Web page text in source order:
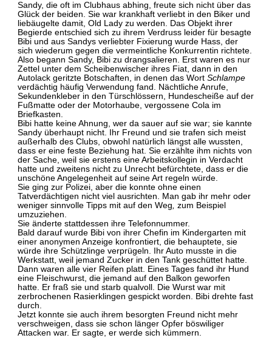
Sandy, die oft im Clubhaus abhing, freute sich nicht über das
Glück der beiden. Sie war krankhaft verliebt in den Biker und
liebäugelte damit, Old Lady zu werden. Das Objekt ihrer
Begierde entschied sich zu ihrem Verdruss leider für besagte
Bibi und aus Sandys verliebter Fixierung wurde Hass, der
sich wiederum gegen die vermeintliche Konkurrentin richtete.
Also begann Sandy, Bibi zu drangsalieren. Erst waren es nur
Zettel unter dem Scheibenwischer ihres Fiat, dann in den
Autolack geritzte Botschaften, in denen das WortSchlampe
verdächtig häufig Verwendung fand. Nächtliche Anrufe,
Sekundenkleber in den Türschlössern, Hundescheiße auf der
Fußmatte oder der Motorhaube, vergossene Cola im
Briefkasten.
Bibi hatte keine Ahnung, wer da sauer auf sie war; sie kannte
Sandy überhaupt nicht. Ihr Freund und sie trafen sich meist
außerhalb des Clubs, obwohl natürlich längst alle wussten,
dass er eine feste Beziehung hat. Sie erzählte ihm nichts von
der Sache, weil sie erstens eine Arbeitskollegin in Verdacht
hatte und zweitens nicht zu Unrecht befürchtete, dass er die
unschöne Angelegenheit auf seine Art regeln würde.
Sie ging zur Polizei, aber die konnte ohne einen
Tatverdächtigen nicht viel ausrichten. Man gab ihr mehr oder
weniger sinnvolle Tipps mit auf den Weg,zum Beispiel
umzuziehen.
Sie änderte stattdessen ihre Telefonnummer.
Bald darauf wurde Bibi von ihrer Chefin im Kindergarten mit
einer anonymen Anzeige konfrontiert, die behauptete, sie
würde ihre Schützlinge verprügeln. Ihr Auto musste in die
Werkstatt, weil jemand Zucker in den Tank geschüttet hatte.
Dann waren alle vier Reifen platt. Eines Tages fand ihr Hund
eine Fleischwurst, die jemand auf den Balkon geworfen
hatte. Er fraß sie und starb qualvoll. Die Wurst war mit
zerbrochenen Rasierklingen gespickt worden. Bibi drehte fast
durch.
Jetzt konnte sie auch ihrem besorgten Freund nicht mehr
verschweigen, dass sie schon länger Opfer böswiliger
Attacken war. Er sagte, er werde sich kümmern.